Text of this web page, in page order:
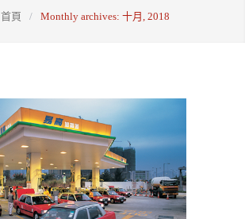
首頁 / Monthly archives: 十月, 2018